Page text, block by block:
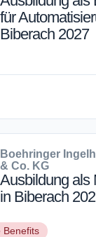
für
Biberach 2027
Boehringer
& Co. KG
Ausbildung als
in Biberach
Benefits